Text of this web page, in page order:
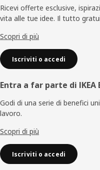
di
pagina
Ricevi offerte esclusive,
vita alle tue idee. Il tutto
Scopri di più
Iscriviti o accedi
Entra a far parte di
Godi di una serie di benefici
lavoro.
Scopri di più
Iscriviti o accedi